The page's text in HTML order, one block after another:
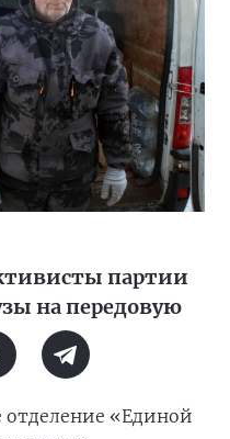
партии
на передовую
отделение «Единой